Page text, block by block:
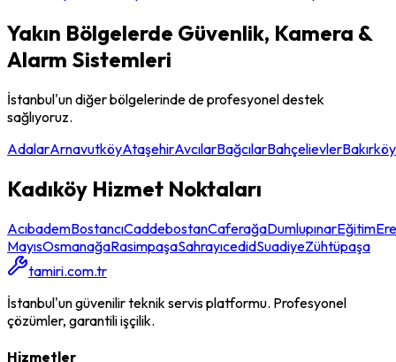
Yakın Bölgelerde Güvenlik, Kamera &
Alarm Sistemleri
İstanbul'un diğer bölgelerinde de profesyonel destek
sağlıyoruz.
AdalarArnavutköyAtaşehirAvcılarBağcılarBahçelievlerBakırköy
Kadıköy Hizmet Noktaları
AcıbademBostancıCaddebostanCaferağaDumlupınarEğitim
MayısOsmanağaRasimpaşaSahrayıcedidSuadiyeZühtüpaşa
tamiri.com.tr
İstanbul'un güvenilir teknik servis platformu. Profesyonel
çözümler, garantili işçilik.
Hizmetler